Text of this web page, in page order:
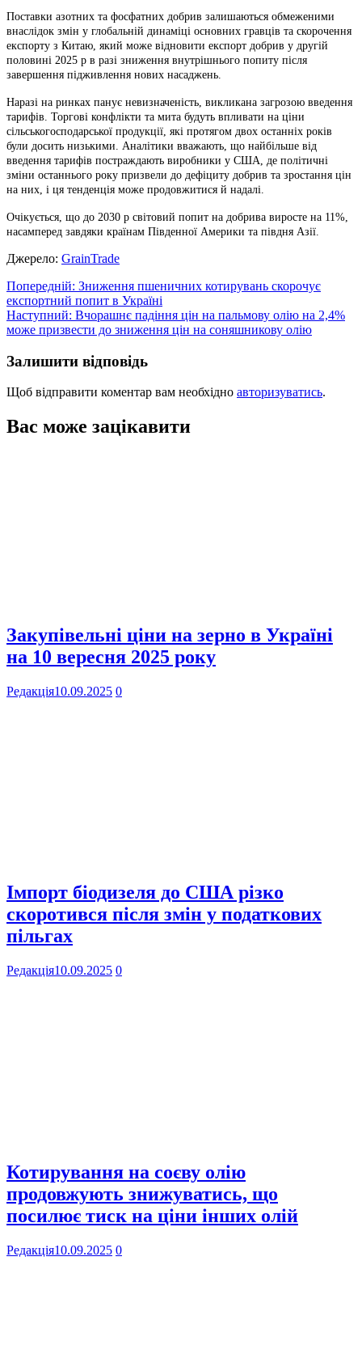
Поставки азотних та фосфатних добрив залишаються обмеженими
внаслідок змін у глобальній динаміці основних гравців та скорочення
експорту з Китаю, який може відновити експорт добрив у другій
половині 2025 р в разі зниження внутрішнього попиту після
завершення підживлення нових насаджень.
Наразі на ринках панує невизначеність, викликана загрозою введення
тарифів. Торгові конфлікти та мита будуть впливати на ціни
сільськогосподарської продукції, які протягом двох останніх років
були досить низькими. Аналітики вважають, що найбільше від
введення тарифів постраждають виробники у США, де політичні
зміни останнього року призвели до дефіциту добрив та зростання цін
на них, і ця тенденція може продовжитися й надалі.
Очікується, що до 2030 р світовий попит на добрива виросте на 11%,
насамперед завдяки країнам Південної Америки та півдня Азії.
Джерело: GrainTrade
Навігація
записів
Попередній: Зниження пшеничних котирувань скорочує
експортний попит в Україні
Наступний: Вчорашнє падіння цін на пальмову олію на 2,4%
може призвести до зниження цін на соняшникову олію
Залишити відповідь
Щоб відправити коментар вам необхідно авторизуватись.
Вас може зацікавити
Закупівельні ціни на зерно в Україні
на 10 вересня 2025 року
Редакція10.09.2025 0
Імпорт біодизеля до США різко
скоротився після змін у податкових
пільгах
Редакція10.09.2025 0
Котирування на соєву олію
продовжують знижуватись, що
посилює тиск на ціни інших олій
Редакція10.09.2025 0